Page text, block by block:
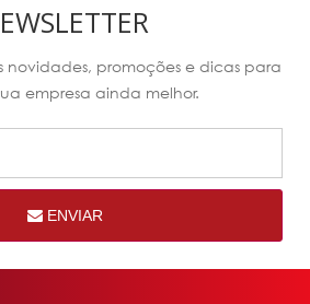
novidades, promoções e dicas para
empresa ainda melhor.
ENVIAR